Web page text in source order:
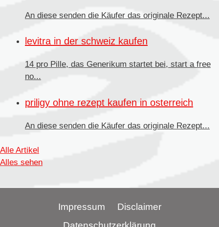
An diese senden die Käufer das originale Rezept...
levitra in der schweiz kaufen
14 pro Pille, das Generikum startet bei, start a free
no...
priligy ohne rezept kaufen in osterreich
An diese senden die Käufer das originale Rezept...
Alle Artikel
Alles sehen
Impressum
Disclaimer